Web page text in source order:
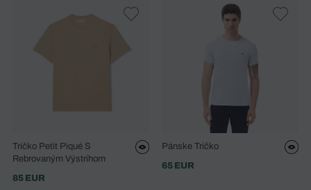
Tričko Petit Piqué S
Rebrovaným Výstrihom
85 EUR
Pánske Tričko
65 EUR